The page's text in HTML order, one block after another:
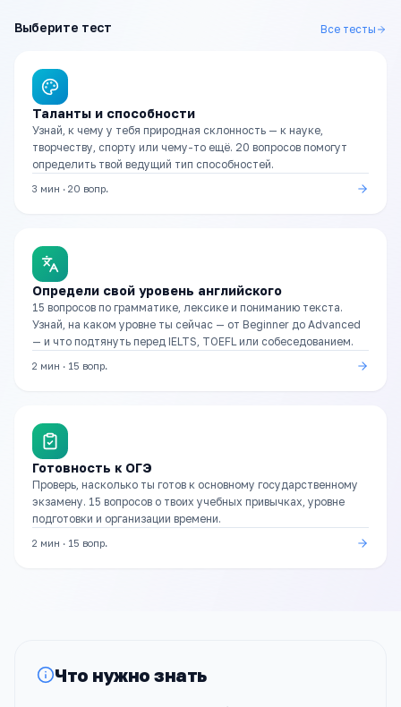
Выберите тест Все тесты
Таланты и способности
Узнай, к чему у тебя природная склонность — к науке,
творчеству, спорту или чему-то ещё. 20 вопросов помогут
определить твой ведущий тип способностей.
3 мин · 20 вопр.
Определи свой уровень английского
15 вопросов по грамматике, лексике и пониманию текста.
Узнай, на каком уровне ты сейчас — от Beginner до Advanced
— и что подтянуть перед IELTS, TOEFL или собеседованием.
2 мин · 15 вопр.
Готовность к ОГЭ
Проверь, насколько ты готов к основному государственному
экзамену. 15 вопросов о твоих учебных привычках, уровне
подготовки и организации времени.
2 мин · 15 вопр.
Что нужно знать